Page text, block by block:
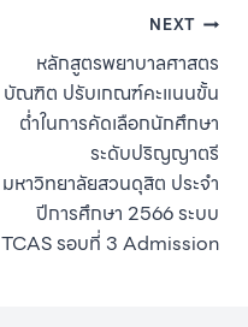
NEXT
หลักสูตรพยาบาลศาสตร
บัณฑิต ปรับเกณฑ์คะแนนขั้น
ต่ำในการคัดเลือกนักศึกษา
ระดับปริญญาตรี
มหาวิทยาลัยสวนดุสิต ประจํา
ปีการศึกษา 2566 ระบบ
TCAS รอบที่ 3 Admission